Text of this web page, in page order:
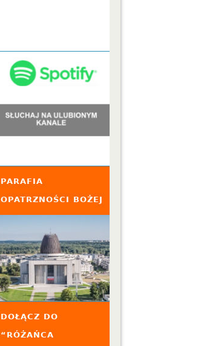
PARAFIA
OPATRZNOŚCI BOŻEJ
DOŁĄCZ DO
“RÓŻAŃCA